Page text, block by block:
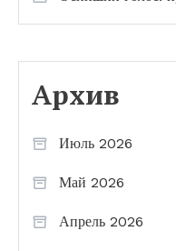
Архив
Июль 2026
Май 2026
Апрель 2026